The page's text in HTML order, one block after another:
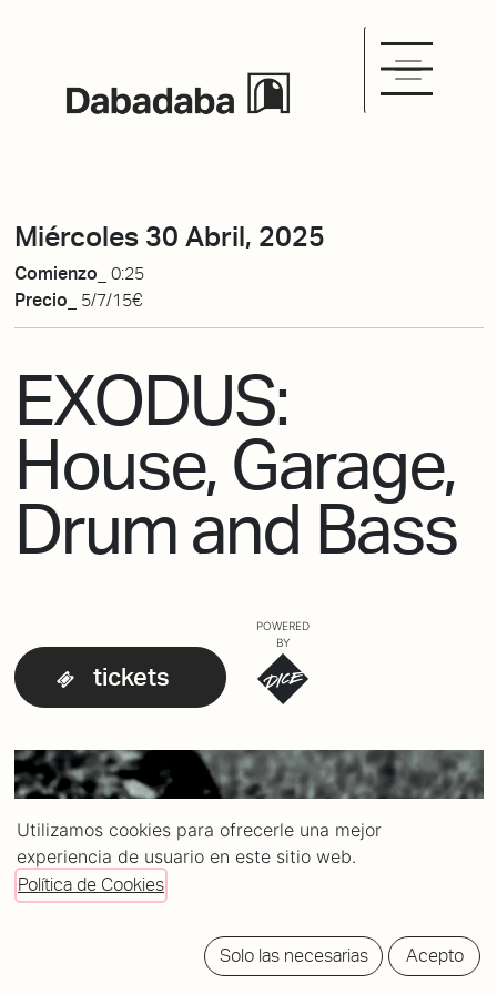
Miércoles 30 Abril, 2025
Comienzo_ 0:25
Precio_ 5/7/15€
EXODUS:
House, Garage,
Drum and Bass
tickets
POWERED
BY
Utilizamos cookies para ofrecerle una mejor
experiencia de usuario en este sitio web.
Política de Cookies
Solo las necesarias Acepto